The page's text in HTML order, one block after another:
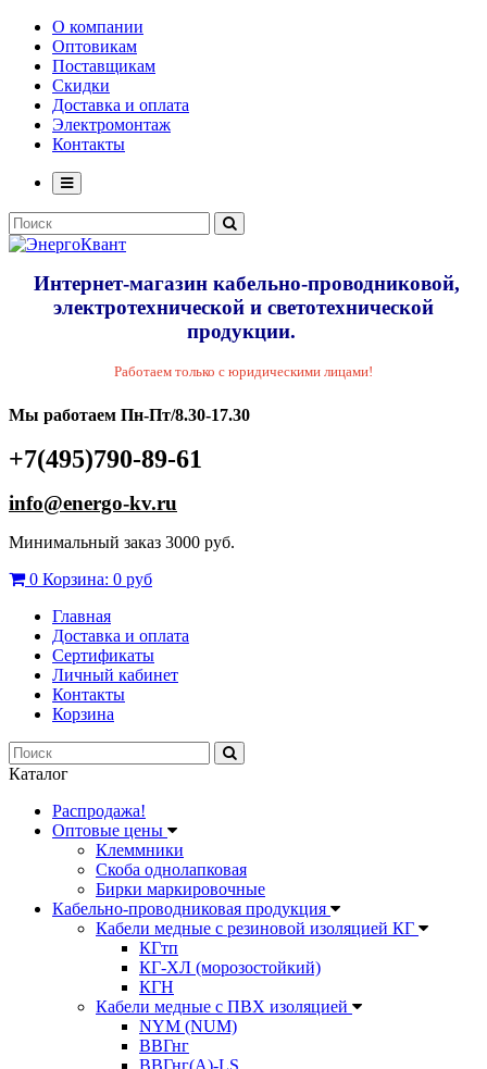
О компании
Оптовикам
Поставщикам
Скидки
Доставка и оплата
Электромонтаж
Контакты
Интернет-магазин кабельно-проводниковой,
электротехнической и светотехнической
продукции.
Работаем только с юридическими лицами!
Мы работаем Пн-Пт/8.30-17.30
+7(495)790-89-61
info@energo-kv.ru
Минимальный заказ 3000 руб.
0 Корзина: 0 руб
Главная
Доставка и оплата
Сертификаты
Личный кабинет
Контакты
Корзина
Каталог
Распродажа!
Оптовые цены
Клеммники
Скоба однолапковая
Бирки маркировочные
Кабельно-проводниковая продукция
Кабели медные с резиновой изоляцией КГ
КГтп
КГ-ХЛ (морозостойкий)
КГН
Кабели медные с ПВХ изоляцией
NYM (NUM)
ВВГнг
ВВГнг(А)-LS